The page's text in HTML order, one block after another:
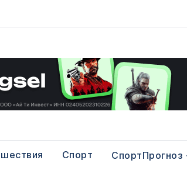
Спорт СпортПрогноз